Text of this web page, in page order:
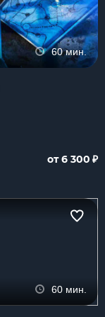
60 мин.
от 6 300 ₽
60 мин.